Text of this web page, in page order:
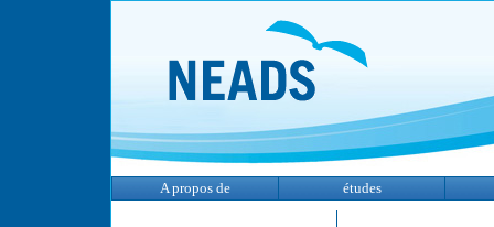
A propos de études